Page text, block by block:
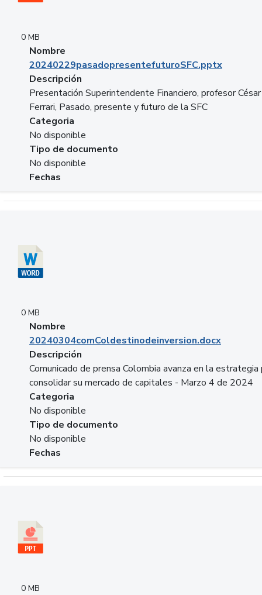
0 MB
Nombre
20240229pasadopresentefuturoSFC.pptx
Descripción
Presentación Superintendente Financiero, profesor César
Ferrari, Pasado, presente y futuro de la SFC
Categoria
No disponible
Tipo de documento
No disponible
Fechas
0 MB
Nombre
20240304comColdestinodeinversion.docx
Descripción
Comunicado de prensa Colombia avanza en la estrategia
consolidar su mercado de capitales - Marzo 4 de 2024
Categoria
No disponible
Tipo de documento
No disponible
Fechas
0 MB